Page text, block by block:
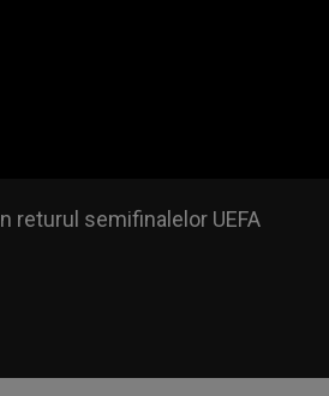
returul semifinalelor UEFA